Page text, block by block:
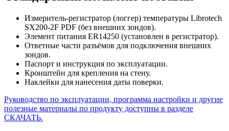
Измеритель-регистратор (логгер) температуры Librotech
SX200-2F PDF (без внешних зондов).
Элемент питания ER14250 (установлен в регистратор).
Ответные части разъёмов для подключения внешних
зондов.
Паспорт и инструкция по эксплуатации.
Кронштейн для крепления на стену.
Наклейки для нанесения даты поверки.
Руководство по эксплуатации, программа настройки и другие
полезные материалы по продукту доступны в разделе
СКАЧАТЬ.